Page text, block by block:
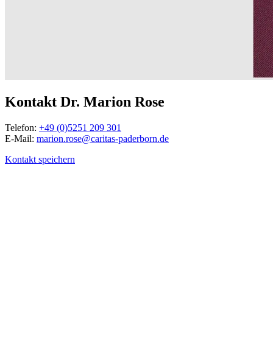
Kontakt Dr. Marion Rose
Telefon: +49 (0)5251 209 301
E-Mail: marion.rose@caritas-paderborn.de
Kontakt speichern